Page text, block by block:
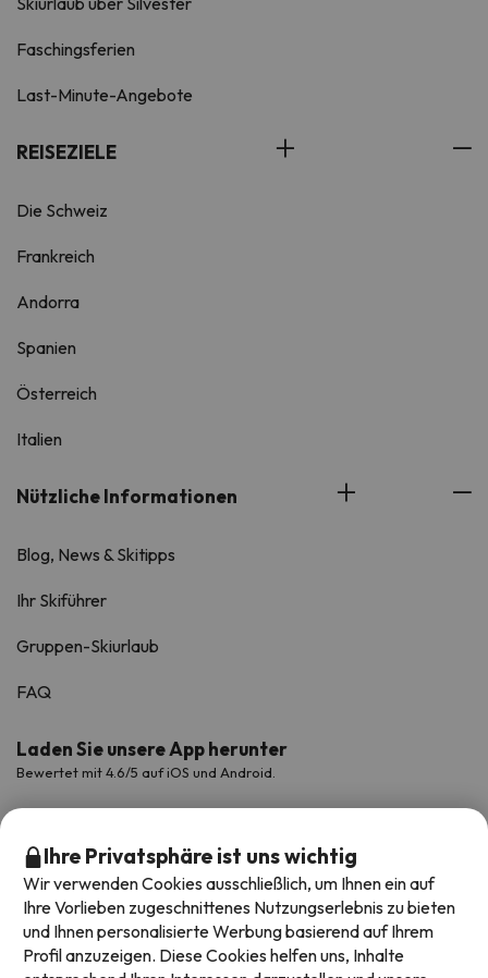
Faschingsferien
Last-Minute-Angebote
REISEZIELE
Die Schweiz
Frankreich
Andorra
Spanien
Österreich
Italien
Nützliche Informationen
Blog, News & Skitipps
Ihr Skiführer
Gruppen-Skiurlaub
FAQ
Laden Sie unsere App herunter
Bewertet mit 4.6/5 auf iOS und Android.
Ihre Privatsphäre ist uns wichtig
Wir verwenden Cookies ausschließlich, um Ihnen ein auf
Ihre Vorlieben zugeschnittenes Nutzungserlebnis zu bieten
und Ihnen personalisierte Werbung basierend auf Ihrem
Profil anzuzeigen. Diese Cookies helfen uns, Inhalte